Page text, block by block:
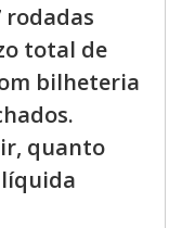
rodadas
total de
bilheteria
quanto